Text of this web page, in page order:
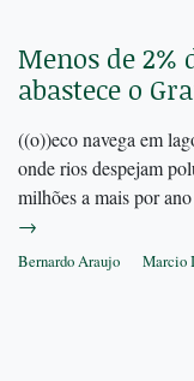
Menos de 2%
abastece o
((o))eco navega em
onde rios despejam
milhões a mais por
→
Bernardo Araujo Marcio